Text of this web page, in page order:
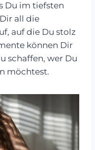
Du im tiefsten
all die
auf die Du stolz
können Dir
schaffen, wer Du
möchtest.